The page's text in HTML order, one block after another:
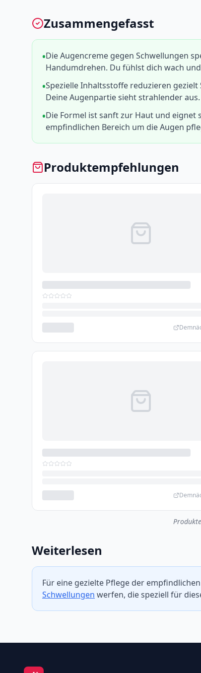
Zusammengefasst
Die Augencreme gegen Schwellungen
Handumdrehen. Du fühlst dich wach
Spezielle Inhaltsstoffe reduzieren
Deine Augenpartie sieht strahlender aus.
Die Formel ist sanft zur Haut und
empfindlichen Bereich um die Augen
Produktempfehlungen
Weiterlesen
Für eine gezielte Pflege der
Schwellungen werfen, die speziell für